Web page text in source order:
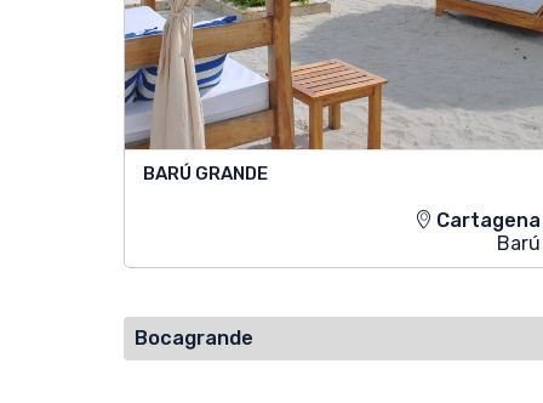
BARÚ GRANDE
Cartagena
Barú
Bocagrande